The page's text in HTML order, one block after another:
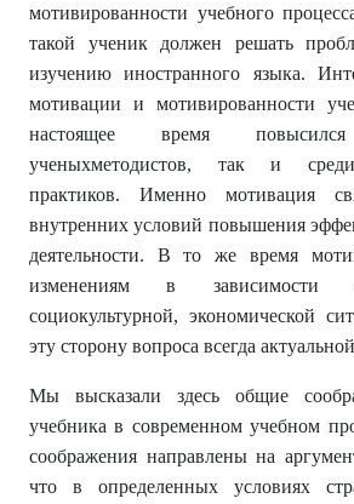
мотивированности учебного
такой ученик должен решать
изучению иностранного языка.
мотивации и мотивированности
настоящее время
ученыхметодистов, так и среди
практиков. Именно мотивация
внутренних условий повышения
деятельности. В то же время
изменениям в зависимости
социокультурной, экономической
эту сторону вопроса всегда актуальной
Мы высказали здесь общие
учебника в современном учебном
соображения направлены на
что в определенных условиях